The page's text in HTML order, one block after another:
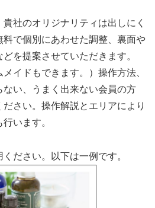
社のオリジナリティは出しにく
で個別にあわせた調整、裏面や
を提案させていただきます。
メイドもできます。）操作方法、
い、うまく出来ない会員の方
ださい。操作解説とエリアにより
います。
ださい。以下は一例です。